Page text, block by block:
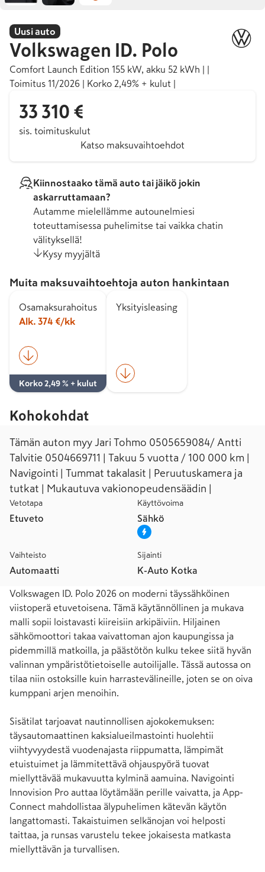
Uusi auto
Volkswagen ID. Polo
Comfort Launch Edition 155 kW, akku 52 kWh | |
Toimitus 11/2026 | Korko 2,49% + kulut |
33 310 €
sis. toimituskulut
Katso maksuvaihtoehdot
Kiinnostaako tämä auto tai jäikö jokin
askarruttamaan?
Autamme mielellämme autounelmiesi
toteuttamisessa puhelimitse tai vaikka chatin
välityksellä!
Kysy myyjältä
Muita maksuvaihtoehtoja auton hankintaan
Osamaksurahoitus
Alk. 374 €/kk
Korko 2,49 % + kulut
Yksityisleasing
Kohokohdat
Tämän auton myy Jari Tohmo 0505659084/ Antti
Talvitie 0504669711 | Takuu 5 vuotta / 100 000 km |
Navigointi | Tummat takalasit | Peruutuskamera ja
tutkat | Mukautuva vakionopeudensäädin |
Vetotapa
Etuveto
Käyttövoima
Sähkö
Vaihteisto
Automaatti
Sijainti
K-Auto Kotka
Volkswagen ID. Polo 2026 on moderni täyssähköinen
viistoperä etuvetoisena. Tämä käytännöllinen ja mukava
malli sopii loistavasti kiireisiin arkipäiviin. Hiljainen
sähkömoottori takaa vaivattoman ajon kaupungissa ja
pidemmillä matkoilla, ja päästötön kulku tekee siitä hyvän
valinnan ympäristötietoiselle autoilijalle. Tässä autossa on
tilaa niin ostoksille kuin harrastevälineille, joten se on oiva
kumppani arjen menoihin.
Sisätilat tarjoavat nautinnollisen ajokokemuksen:
täysautomaattinen kaksialueilmastointi huolehtii
viihtyvyydestä vuodenajasta riippumatta, lämpimät
etuistuimet ja lämmitettävä ohjauspyörä tuovat
miellyttävää mukavuutta kylminä aamuina. Navigointi
Innovision Pro auttaa löytämään perille vaivatta, ja App-
Connect mahdollistaa älypuhelimen kätevän käytön
langattomasti. Takaistuimen selkänojan voi helposti
taittaa, ja runsas varustelu tekee jokaisesta matkasta
miellyttävän ja turvallisen.